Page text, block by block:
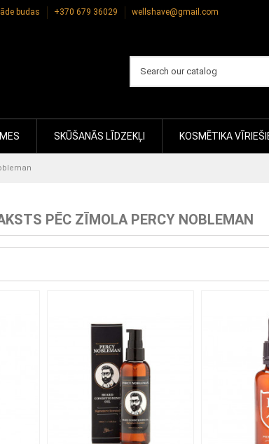
budas +370 679 36029 wellshave@gmail.com
SKŪŠANĀS LĪDZEKĻI KOSMĒTIKA
PĒC ZĪMOLA PERCY NOBLEMAN